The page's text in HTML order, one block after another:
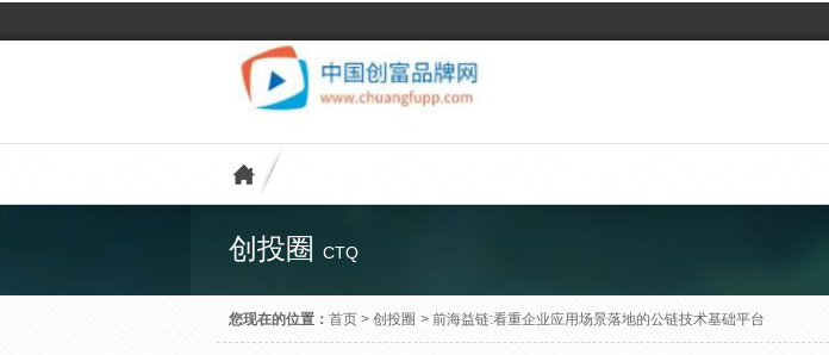
创投圈 CTQ
您现在的位置： 首页 > 创投圈 > 前海益链:看重企业应用场景落地的公链技术基础平台